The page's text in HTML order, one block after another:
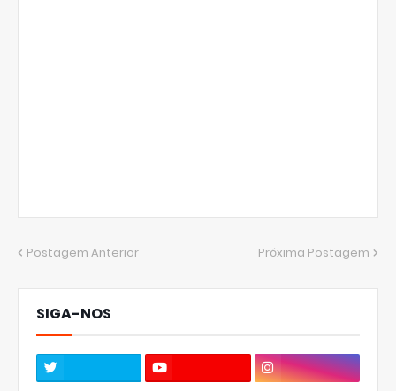
Postagem Anterior Próxima Postagem
SIGA-NOS